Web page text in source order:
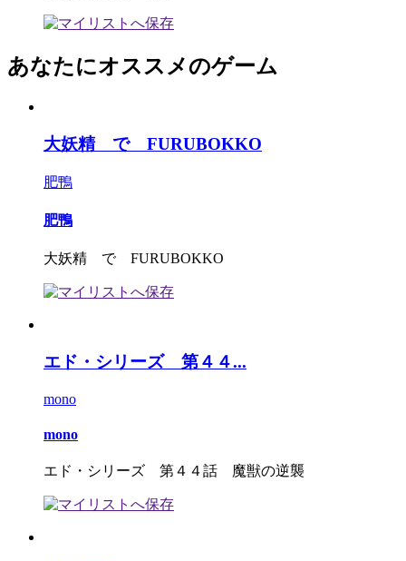
あなたにオススメのゲーム
大妖精 で FURUBOKKO
肥鴨
肥鴨
大妖精 で FURUBOKKO
エド・シリーズ 第４４...
mono
mono
エド・シリーズ 第４４話 魔獣の逆襲